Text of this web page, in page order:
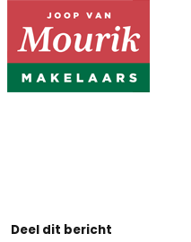
Deel dit bericht